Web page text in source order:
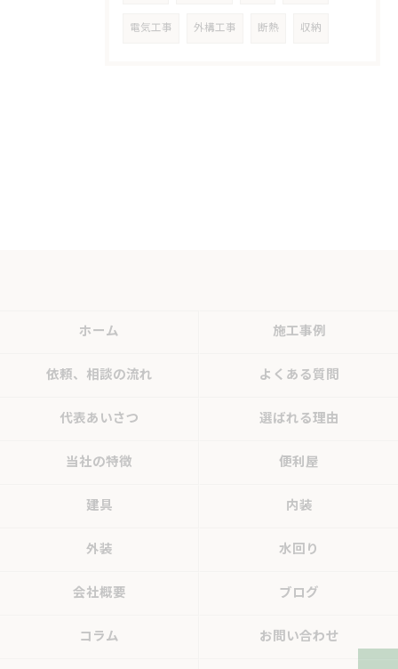
電気工事 外構工事 断熱 収納
ホーム 施工事例
依頼、相談の流れ よくある質問
代表あいさつ 選ばれる理由
当社の特徴 便利屋
建具 内装
外装 水回り
会社概要 ブログ
コラム お問い合わせ